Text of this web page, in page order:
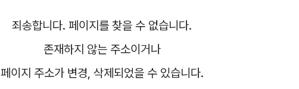
죄송합니다. 페이지를 찾을 수 없습니다.
존재하지 않는 주소이거나
페이지 주소가 변경, 삭제되었을 수 있습니다.